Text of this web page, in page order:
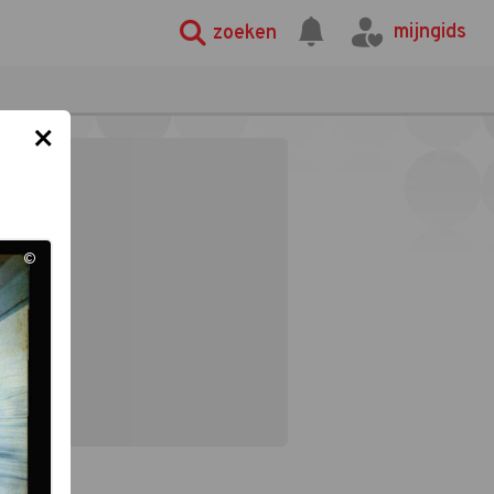
zoeken mijngids
×
©